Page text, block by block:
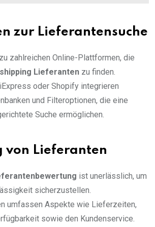
zur Lieferantensuche
zahlreichen Online-Plattformen, die
Lieferanten zu finden.
oder Shopify integrieren
und Filteroptionen, die eine
Suche ermöglichen.
von Lieferanten
ist unerlässlich, um
sicherzustellen.
umfassen Aspekte wie Lieferzeiten,
sowie den Kundenservice.